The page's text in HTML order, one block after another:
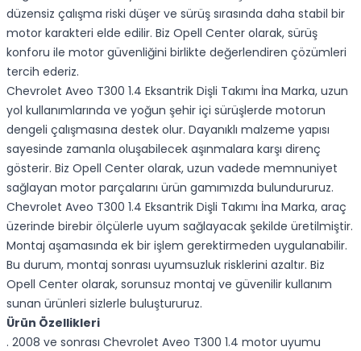
düzensiz çalışma riski düşer ve sürüş sırasında daha stabil bir
motor karakteri elde edilir. Biz Opell Center olarak, sürüş
konforu ile motor güvenliğini birlikte değerlendiren çözümleri
tercih ederiz.
Chevrolet Aveo T300 1.4 Eksantrik Dişli Takımı İna Marka, uzun
yol kullanımlarında ve yoğun şehir içi sürüşlerde motorun
dengeli çalışmasına destek olur. Dayanıklı malzeme yapısı
sayesinde zamanla oluşabilecek aşınmalara karşı direnç
gösterir. Biz Opell Center olarak, uzun vadede memnuniyet
sağlayan motor parçalarını ürün gamımızda bulundururuz.
Chevrolet Aveo T300 1.4 Eksantrik Dişli Takımı İna Marka, araç
üzerinde birebir ölçülerle uyum sağlayacak şekilde üretilmiştir.
Montaj aşamasında ek bir işlem gerektirmeden uygulanabilir.
Bu durum, montaj sonrası uyumsuzluk risklerini azaltır. Biz
Opell Center olarak, sorunsuz montaj ve güvenilir kullanım
sunan ürünleri sizlerle buluştururuz.
Ürün Özellikleri
. 2008 ve sonrası Chevrolet Aveo T300 1.4 motor uyumu